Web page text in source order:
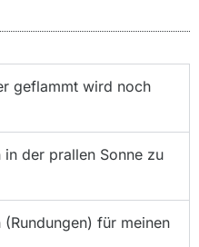
geflammt wird noch
der prallen Sonne zu
(Rundungen) für meinen